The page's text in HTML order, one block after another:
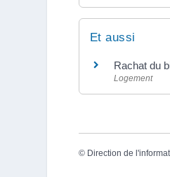
Et aussi
Rachat du
Logement
© Direction de